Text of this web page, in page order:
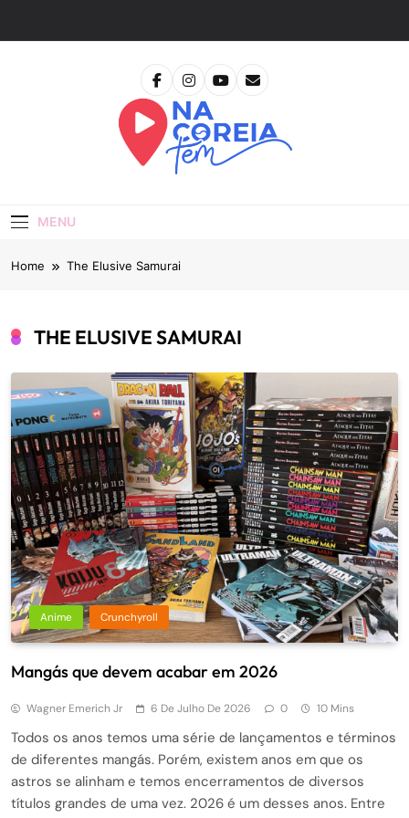
MENU
Home The Elusive Samurai
THE ELUSIVE SAMURAI
Anime Crunchyroll
Mangás que devem acabar em 2026
Wagner Emerich Jr 6 De Julho De 2026 0 10 Mins
Todos os anos temos uma série de lançamentos e términos
de diferentes mangás. Porém, existem anos em que os
astros se alinham e temos encerramentos de diversos
títulos grandes de uma vez. 2026 é um desses anos. Entre